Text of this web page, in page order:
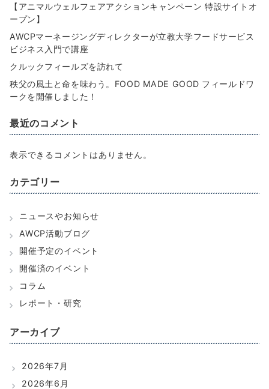
【アニマルウェルフェアアクションキャンペーン 特設サイトオ
ープン】
AWCPマーネージングディレクターが立教大学フードサービス
ビジネス入門で講座
クルックフィールズを訪れて
秩父の風土と命を味わう。FOOD MADE GOOD フィールドワ
ークを開催しました！
最近のコメント
表示できるコメントはありません。
カテゴリー
ニュースやお知らせ
AWCP活動ブログ
開催予定のイベント
開催済のイベント
コラム
レポート・研究
アーカイブ
2026年7月
2026年6月